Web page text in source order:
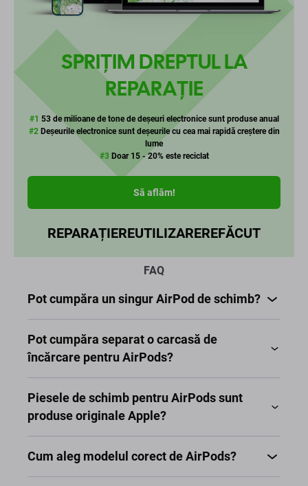
SPRIȚIM DREPTUL LA
REPARAȚIE
#1 53 de milioane de tone de deșeuri electronice sunt produse anual
#2Deșeurile electronice sunt deșeurile cu cea mai rapidă creștere din
lume
#3Doar 15 - 20% este reciclat
Să aflăm!
REPARAȚIEREUTILIZAREREFĂCUT
FAQ
Pot cumpăra un singur AirPod de schimb?
Pot cumpăra separat o carcasă de
încărcare pentru AirPods?
Piesele de schimb pentru AirPods sunt
produse originale Apple?
Cum aleg modelul corect de AirPods?